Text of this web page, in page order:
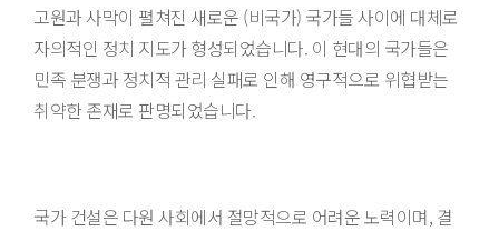
고원과 사막이 펼쳐진 새로운 (비국가) 국가들 사이에 대체로
자의적인 정치 지도가 형성되었습니다. 이 현대의 국가들은
민족 분쟁과 정치적 관리 실패로 인해 영구적으로 위협받는
취약한 존재로 판명되었습니다.
국가 건설은 다원 사회에서 절망적으로 어려운 노력이며, 결